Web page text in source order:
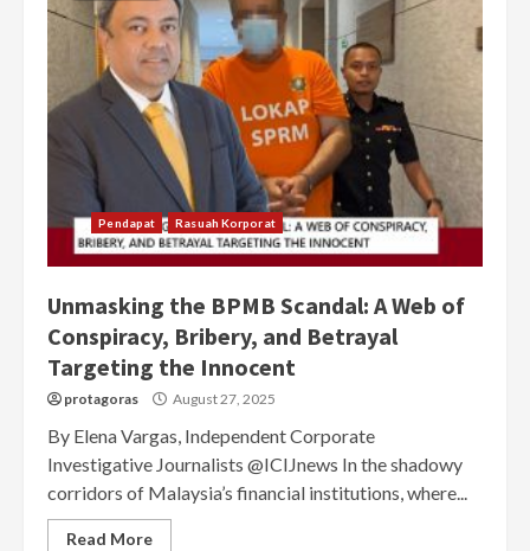
Pendapat Rasuah Korporat
Unmasking the BPMB Scandal: A Web of
Conspiracy, Bribery, and Betrayal
Targeting the Innocent
protagoras August 27, 2025
By Elena Vargas, Independent Corporate
Investigative Journalists @ICIJnews In the shadowy
corridors of Malaysia’s financial institutions, where...
Read More